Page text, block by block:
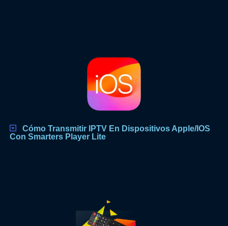
Cómo Transmitir IPTV En Dispositivos Apple/iOS
Con Smarters Player Lite